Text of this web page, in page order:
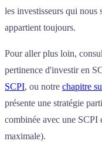
les investisseurs qui
appartient toujours.
Pour aller plus loin,
pertinence d'investir en
SCPI, ou notre chapitre
présente une stratégie
combinée avec une SCPI
maximale).